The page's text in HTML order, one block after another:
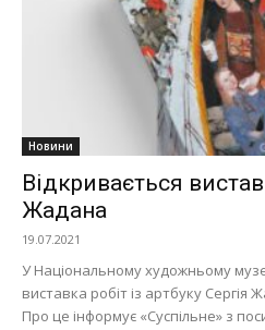
Новини
Відкривається
Жадана
19.07.2021
У Національному художньому
виставка робіт із артбуку Сергія
Про це інформує «Суспільне» з